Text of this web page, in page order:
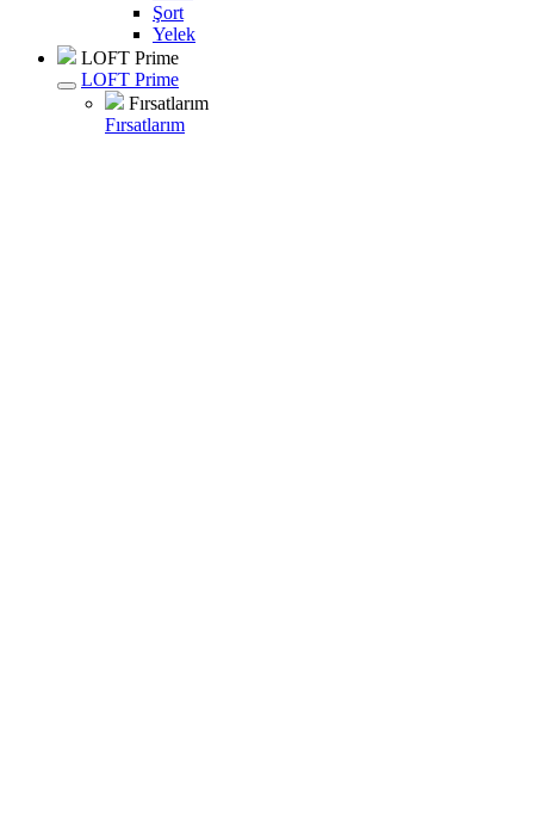
Şort
Yelek
LOFT Prime
LOFT Prime
Fırsatlarım
Fırsatlarım